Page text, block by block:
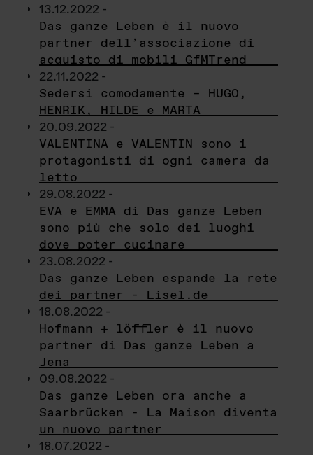
13.12.2022 -
Das ganze Leben è il nuovo
partner dell’associazione di
acquisto di mobili GfMTrend
22.11.2022 -
Sedersi comodamente – HUGO,
HENRIK, HILDE e MARTA
20.09.2022 -
VALENTINA e VALENTIN sono i
protagonisti di ogni camera da
letto
29.08.2022 -
EVA e EMMA di Das ganze Leben
sono più che solo dei luoghi
dove poter cucinare
23.08.2022 -
Das ganze Leben espande la rete
dei partner - Lisel.de
18.08.2022 -
Hofmann + löffler è il nuovo
partner di Das ganze Leben a
Jena
09.08.2022 -
Das ganze Leben ora anche a
Saarbrücken - La Maison diventa
un nuovo partner
18.07.2022 -